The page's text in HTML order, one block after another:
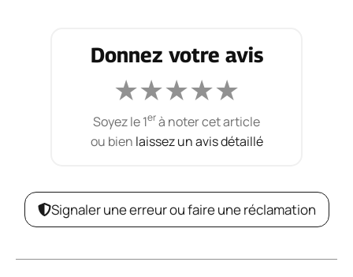
Donnez votre avis
★★★★★
Soyez le 1erà noter cet article
ou bien laissez un avis détaillé
Signaler une erreur ou faire une réclamation